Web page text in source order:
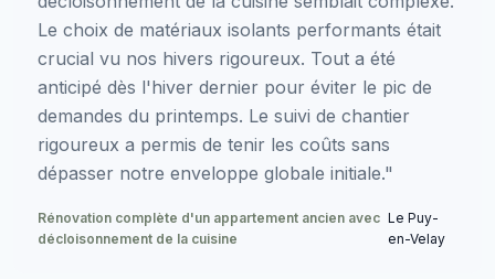
Le choix de matériaux isolants performants était
crucial vu nos hivers rigoureux. Tout a été
anticipé dès l'hiver dernier pour éviter le pic de
demandes du printemps. Le suivi de chantier
rigoureux a permis de tenir les coûts sans
dépasser notre enveloppe globale initiale."
Rénovation complète d'un appartement ancien avec
décloisonnement de la cuisine
Le Puy-
en-Velay